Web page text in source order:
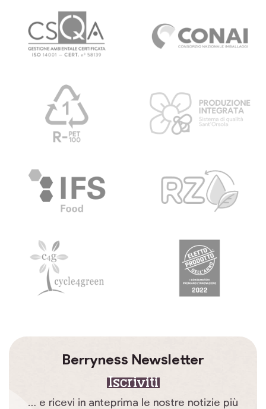
Berryness Newsletter
Iscriviti
… e ricevi in anteprima le nostre notizie più